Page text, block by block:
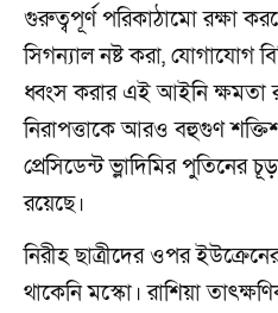
গুরুত্বপূর্ণ পরিকাঠামো রক্ষা
সিগন্যাল নষ্ট করা, যোগাযোগ
ধ্বংস করার এই আইনি ক্ষমতা
নিরাপত্তাকে আরও বহুগুণ
প্রেসিডেন্ট ভ্লাদিমির পুতিনের
রয়েছে।
নিরীহ ছাত্রীদের ওপর
থাকেনি মস্কো। রাশিয়া